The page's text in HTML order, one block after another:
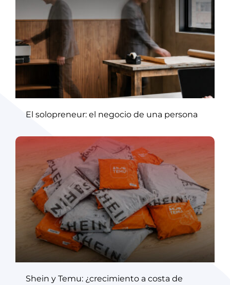
El solopreneur: el negocio de una persona
Shein y Temu: ¿crecimiento a costa de